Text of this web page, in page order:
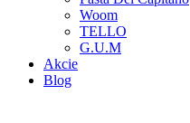
Woom
TELLO
G.U.M
Akcie
Blog